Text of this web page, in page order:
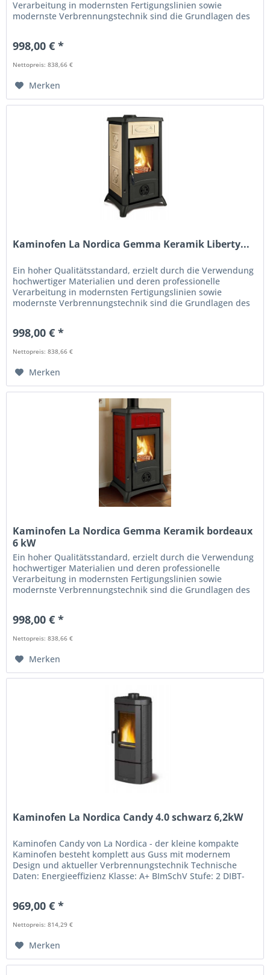
Verarbeitung in modernsten Fertigungslinien sowie
modernste Verbrennungstechnik sind die Grundlagen des
998,00 € *
Nettopreis: 838,66 €
Merken
Kaminofen La Nordica Gemma Keramik Liberty...
Ein hoher Qualitätsstandard, erzielt durch die Verwendung
hochwertiger Materialien und deren professionelle
Verarbeitung in modernsten Fertigungslinien sowie
modernste Verbrennungstechnik sind die Grundlagen des
998,00 € *
Nettopreis: 838,66 €
Merken
Kaminofen La Nordica Gemma Keramik bordeaux
6 kW
Ein hoher Qualitätsstandard, erzielt durch die Verwendung
hochwertiger Materialien und deren professionelle
Verarbeitung in modernsten Fertigungslinien sowie
modernste Verbrennungstechnik sind die Grundlagen des
998,00 € *
Nettopreis: 838,66 €
Merken
Kaminofen La Nordica Candy 4.0 schwarz 6,2kW
Kaminofen Candy von La Nordica - der kleine kompakte
Kaminofen besteht komplett aus Guss mit modernem
Design und aktueller Verbrennungstechnik Technische
Daten: Energieeffizienz Klasse: A+ BImSchV Stufe: 2 DIBT-
969,00 € *
Nettopreis: 814,29 €
Merken